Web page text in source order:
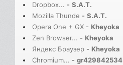
Dropbox... - S.A.T.
Mozilla Thunde - S.A.T.
Opera One + GX - Kheyoka
Zen Browser... - Kheyoka
Яндекс Браузер - Kheyoka
Chromium... - gr429842534